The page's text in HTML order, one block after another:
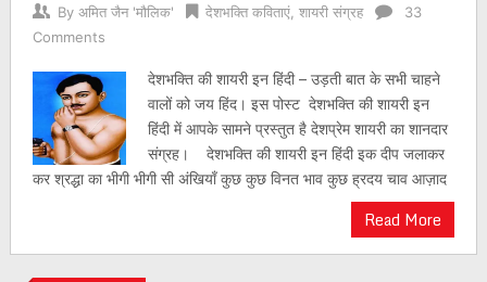
By अमित जैन 'मौलिक' देशभक्ति कविताएं, शायरी संग्रह
33
Comments
देशभक्ति की शायरी इन हिंदी – उड़ती बात के सभी चाहने
वालों को जय हिंद। इस पोस्ट देशभक्ति की शायरी इन
हिंदी में आपके सामने प्रस्तुत है देशप्रेम शायरी का शानदार
संग्रह। देशभक्ति की शायरी इन हिंदी इक दीप जलाकर
कर श्रद्धा का भीगी भीगी सी अंखियाँ कुछ कुछ विनत भाव कुछ ह्रदय चाव आज़ाद
Read More